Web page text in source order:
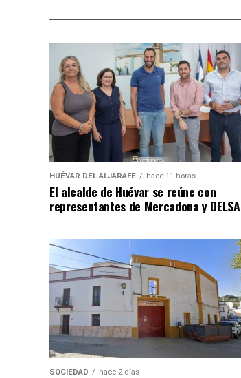
HUÉVAR DEL ALJARAFE hace 11 horas
El alcalde de Huévar se reúne con
representantes de Mercadona y DELSA
SOCIEDAD hace 2 días